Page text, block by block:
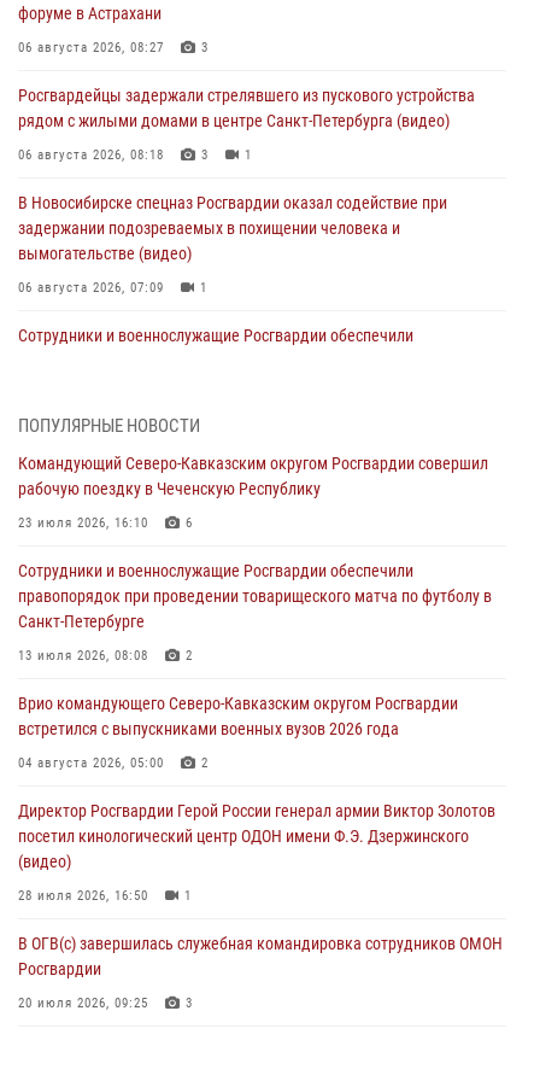
форуме в Астрахани
06 августа 2026, 08:27 3
Росгвардейцы задержали стрелявшего из пускового устройства
рядом с жилыми домами в центре Санкт-Петербурга (видео)
06 августа 2026, 08:18 3 1
В Новосибирске спецназ Росгвардии оказал содействие при
задержании подозреваемых в похищении человека и
вымогательстве (видео)
06 августа 2026, 07:09 1
Сотрудники и военнослужащие Росгвардии обеспечили
06 августа 2026, 07:03 3
В Грозном военнослужащие Росгвардии присоединились к
всероссийской донорской акции «От сердца к сердцу»
06 августа 2026, 06:30
В Бурятии и Приамурье росгвардейцы задержали подозреваемых в
незаконном обороте наркотиков
06 августа 2026, 06:15
добычу биоресурсов
06 августа 2026, 05:12
06 августа 2026, 05:00
ПОПУЛЯРНЫЕ НОВОСТИ
Командующий Северо-Кавказским округом Росгвардии совершил
рабочую поездку в Чеченскую Республику
23 июля 2026, 16:10 6
Сотрудники и военнослужащие Росгвардии обеспечили
правопорядок при проведении товарищеского матча по футболу в
Санкт-Петербурге
13 июля 2026, 08:08 2
Врио командующего Северо-Кавказским округом Росгвардии
встретился с выпускниками военных вузов 2026 года
04 августа 2026, 05:00 2
Директор Росгвардии Герой России генерал армии Виктор Золотов
посетил кинологический центр ОДОН имени Ф.Э. Дзержинского
(видео)
28 июля 2026, 16:50 1
В ОГВ(с) завершилась служебная командировка сотрудников ОМОН
Росгвардии
20 июля 2026, 09:25 3